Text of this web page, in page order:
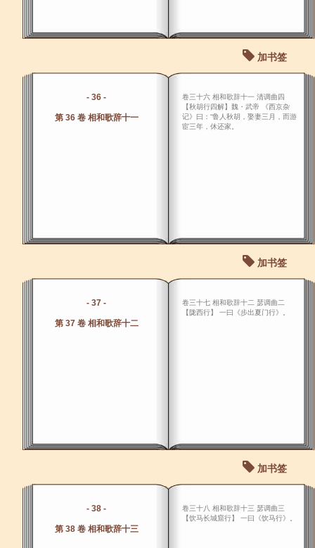
加书签
- 36 -
第 36 卷 相和歌辞十一
卷三十六 相和歌辞十一 清调曲四
【秋胡行四解】魏・武帝 《西京杂
记》曰：“鲁人秋胡，娶妻三月，而游
宦三年，休还家。
加书签
- 37 -
第 37 卷 相和歌辞十二
卷三十七 相和歌辞十二 瑟调曲二
【陇西行】 一曰《步出夏门行》。
加书签
- 38 -
第 38 卷 相和歌辞十三
卷三十八 相和歌辞十三 瑟调曲三
【饮马长城窟行】 一曰《饮马行》。